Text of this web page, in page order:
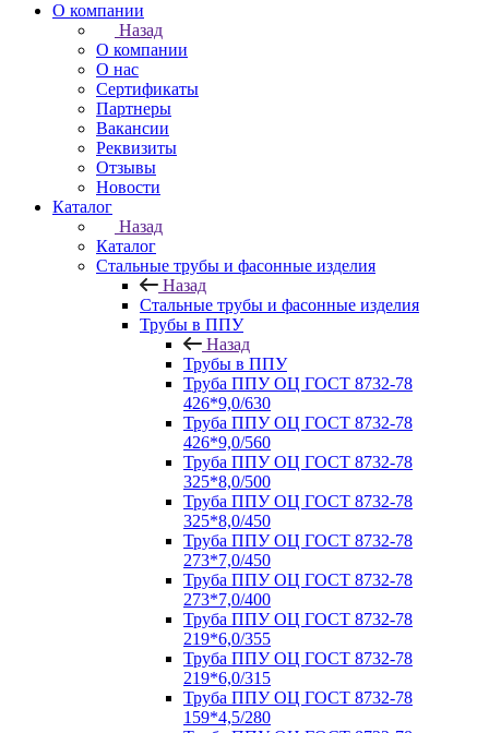
О компании
Назад
О компании
О нас
Сертификаты
Партнеры
Вакансии
Реквизиты
Отзывы
Новости
Каталог
Назад
Каталог
Стальные трубы и фасонные изделия
Назад
Стальные трубы и фасонные изделия
Трубы в ППУ
Назад
Трубы в ППУ
Труба ППУ ОЦ ГОСТ 8732-78
426*9,0/630
Труба ППУ ОЦ ГОСТ 8732-78
426*9,0/560
Труба ППУ ОЦ ГОСТ 8732-78
325*8,0/500
Труба ППУ ОЦ ГОСТ 8732-78
325*8,0/450
Труба ППУ ОЦ ГОСТ 8732-78
273*7,0/450
Труба ППУ ОЦ ГОСТ 8732-78
273*7,0/400
Труба ППУ ОЦ ГОСТ 8732-78
219*6,0/355
Труба ППУ ОЦ ГОСТ 8732-78
219*6,0/315
Труба ППУ ОЦ ГОСТ 8732-78
159*4,5/280